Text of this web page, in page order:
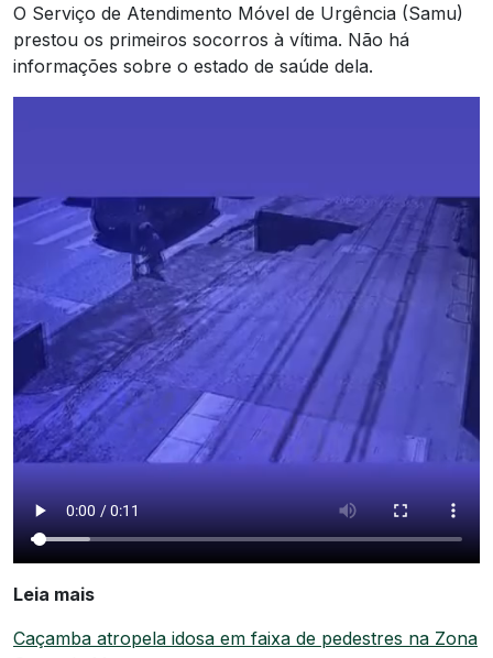
O Serviço de Atendimento Móvel de Urgência (Samu)
prestou os primeiros socorros à vítima. Não há
informações sobre o estado de saúde dela.
Leia mais
Caçamba atropela idosa em faixa de pedestres na Zona